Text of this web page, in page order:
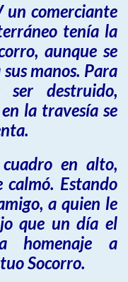
un comerciante
tenía la
aunque se
manos. Para
destruido,
la travesía se
en alto,
Estando
a quien le
que un día el
homenaje a
Socorro.